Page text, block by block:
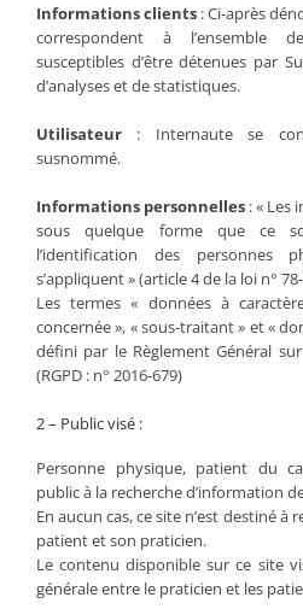
Informations clients : Ci-après
correspondent à l’ensemble
susceptibles d’être détenues par
d’analyses et de statistiques.
Utilisateur : Internaute se
susnommé.
Informations personnelles : «
sous quelque forme que ce
l’identification des personnes
s’appliquent » (article 4 de la loi n°
Les termes « données à
concernée », « sous-traitant » et «
défini par le Règlement Général
(RGPD : n° 2016-679)
2 – Public visé :
Personne physique, patient du
public à la recherche d’information
En aucun cas, ce site n’est destiné
patient et son praticien.
Le contenu disponible sur ce site
générale entre le praticien et les